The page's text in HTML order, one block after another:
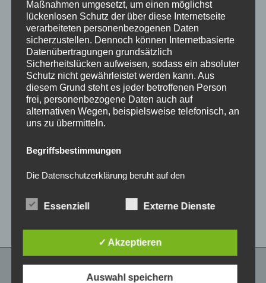
5
54,1 mm Kunststoff
0
von
5
von
Maßnahmen umgesetzt, um einen möglichst
lückenlosen Schutz der über diese Internetseite
verarbeiteten personenbezogenen Daten
sicherzustellen. Dennoch können Internetbasierte
Datenübertragungen grundsätzlich
Sicherheitslücken aufweisen, sodass ein absoluter
Schutz nicht gewährleistet werden kann. Aus
diesem Grund steht es jeder betroffenen Person
frei, personenbezogene Daten auch auf
alternativen Wegen, beispielsweise telefonisch, an
uns zu übermitteln.
Begriffsbestimmungen
Die Datenschutzerklärung beruht auf den
Datenschutz-Grundverordnung (DS-GVO) verwendet
wurden. Unsere Datenschutzerklärung soll sowohl für
Geschäftspartner einfach lesbar und verständlich sein.
Um dies zu gewährleisten, möchten wir vorab die
Wir verwenden in dieser Datenschutzerklärung
Essenziell Externe Dienste
✓ Akzeptieren
Auswahl speichern